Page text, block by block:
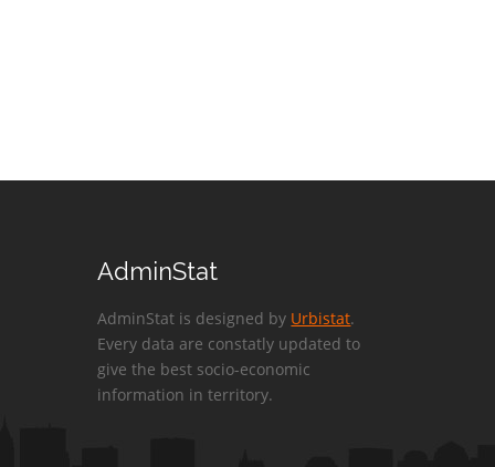
AdminStat
AdminStat is designed by Urbistat.
Every data are constatly updated to
give the best socio-economic
information in territory.